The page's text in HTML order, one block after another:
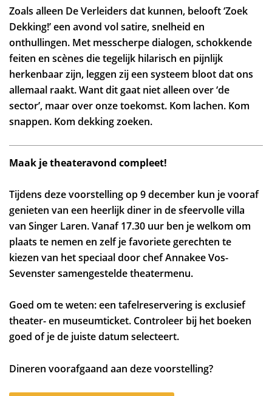
Zoals alleen De Verleiders dat kunnen, belooft ‘Zoek
Dekking!’ een avond vol satire, snelheid en
onthullingen. Met messcherpe dialogen, schokkende
feiten en scènes die tegelijk hilarisch en pijnlijk
herkenbaar zijn, leggen zij een systeem bloot dat ons
allemaal raakt. Want dit gaat niet alleen over ‘de
sector’, maar over onze toekomst. Kom lachen. Kom
snappen. Kom dekking zoeken.
Maak je theateravond compleet!
Tijdens deze voorstelling op 9 december kun je vooraf
genieten van een heerlijk diner in de sfeervolle villa
van Singer Laren. Vanaf 17.30 uur ben je welkom om
plaats te nemen en zelf je favoriete gerechten te
kiezen van het speciaal door chef Annakee Vos-
Sevenster samengestelde theatermenu.
Goed om te weten: een tafelreservering is exclusief
theater- en museumticket. Controleer bij het boeken
goed of je de juiste datum selecteert.
Dineren voorafgaand aan deze voorstelling?
in